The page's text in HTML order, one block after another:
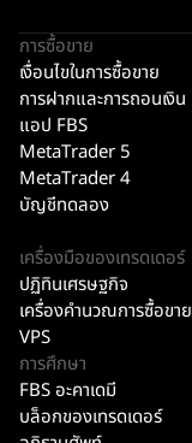
การซื้อขาย
เงื่อนไขในการซื้อขาย
การฝากและการถอนเงิน
แอป FBS
MetaTrader 5
MetaTrader 4
บัญชีทดลอง
เครื่องมือของเทรดเดอร์
ปฏิทินเศรษฐกิจ
เครื่องคำนวณการซื้อขาย
VPS
การศึกษา
FBS อะคาเดมี
บล็อกของเทรดเดอร์